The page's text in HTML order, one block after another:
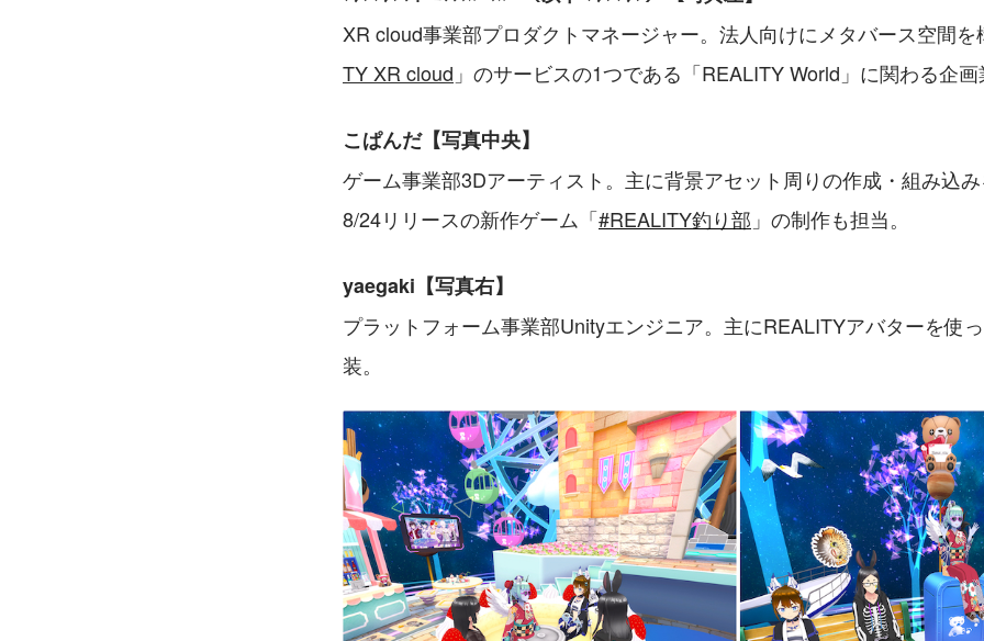
XR cloud事業部プロダクトマネージャー。法人向けにメタバース空間を
TY XR cloud 」のサービスの1つである「REALITY World」に関わる企画
こぱんだ【写真中央】
ゲーム事業部3Dアーティスト。主に背景アセット周りの作成・組み込み
8/24リリースの新作ゲーム「#REALITY釣り部 」の制作も担当。
yaegaki【写真右】
プラットフォーム事業部Unityエンジニア。主にREALITYアバターを使
装。